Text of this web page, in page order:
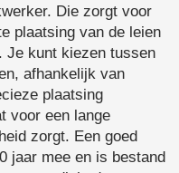
Die zorgt voor
plaatsing van de leien
Je kunt kiezen tussen
afhankelijk van
plaatsing
voor een lange
zorgt. Een goed
jaar mee en is bestand